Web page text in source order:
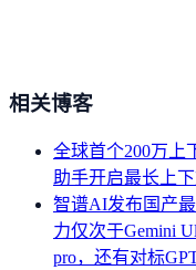
相关博客
全球首个200万上
助手开启最长上
智谱AI发布国产
力仅次于Gemini
pro，还有对标